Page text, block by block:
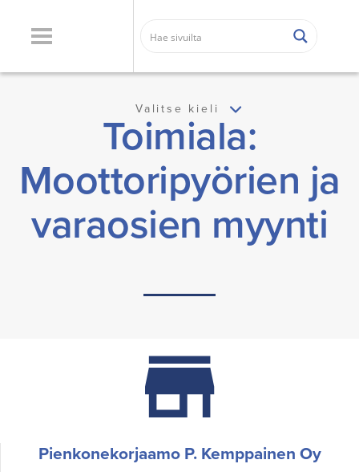
Valitse kieli
Toimiala:
Moottoripyörien ja
varaosien myynti
Pienkonekorjaamo P. Kemppainen Oy